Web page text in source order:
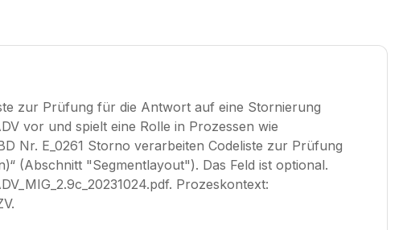
zur Prüfung für die Antwort auf eine Stornierung
vor und spielt eine Rolle in Prozessen wie
Nr. E_0261 Storno verarbeiten Codeliste zur Prüfung
(Abschnitt "Segmentlayout"). Das Feld ist optional.
Prozeskontext: